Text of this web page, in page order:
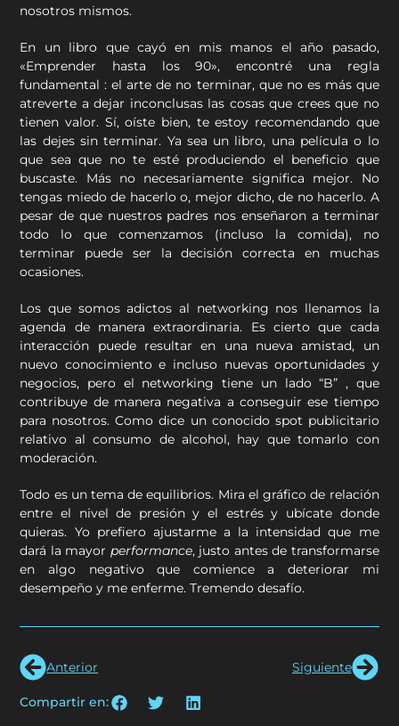
nosotros mismos.
En un libro que cayó en mis manos el año pasado,
«Emprender hasta los 90», encontré una regla
fundamental : el arte de no terminar, que no es más que
atreverte a dejar inconclusas las cosas que crees que no
tienen valor. Sí, oíste bien, te estoy recomendando que
las dejes sin terminar. Ya sea un libro, una película o lo
que sea que no te esté produciendo el beneficio que
buscaste. Más no necesariamente significa mejor. No
tengas miedo de hacerlo o, mejor dicho, de no hacerlo. A
pesar de que nuestros padres nos enseñaron a terminar
todo lo que comenzamos (incluso la comida), no
terminar puede ser la decisión correcta en muchas
ocasiones.
Los que somos adictos al networking nos llenamos la
agenda de manera extraordinaria. Es cierto que cada
interacción puede resultar en una nueva amistad, un
nuevo conocimiento e incluso nuevas oportunidades y
negocios, pero el networking tiene un lado “B” , que
contribuye de manera negativa a conseguir ese tiempo
para nosotros. Como dice un conocido spot publicitario
relativo al consumo de alcohol, hay que tomarlo con
moderación.
Todo es un tema de equilibrios. Mira el gráfico de relación
entre el nivel de presión y el estrés y ubícate donde
quieras. Yo prefiero ajustarme a la intensidad que me
dará la mayor performance, justo antes de transformarse
en algo negativo que comience a deteriorar mi
desempeño y me enferme. Tremendo desafío.
Anterior Siguiente
Compartir en: